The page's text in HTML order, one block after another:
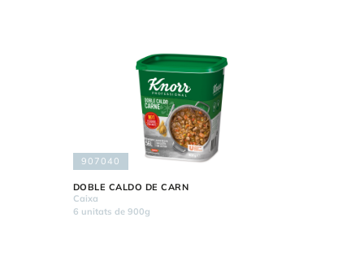
907040
DOBLE CALDO DE CARN
Caixa
6 unitats de 900g